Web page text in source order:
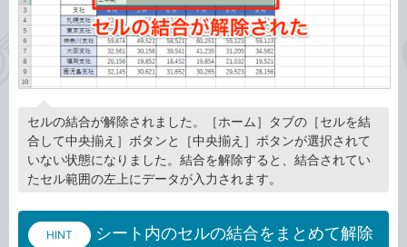
セルの結合が解除されました。［ホーム］タブの［セルを結
合して中央揃え］ボタンと［中央揃え］ボタンが選択されて
いない状態になりました。結合を解除すると、結合されてい
たセル範囲の左上にデータが入力されます。
HINT
シート内のセルの結合をまとめて解除